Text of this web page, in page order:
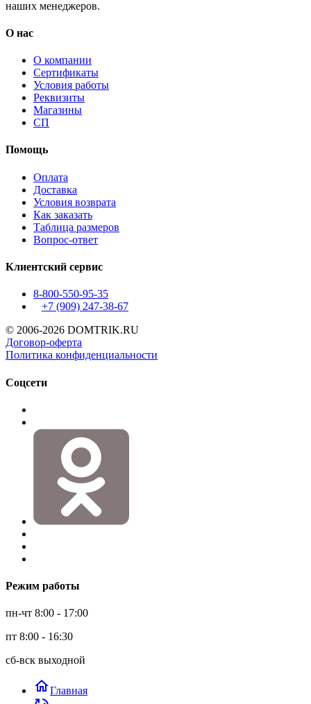
наших менеджеров.
О нас
О компании
Сертификаты
Условия работы
Реквизиты
Магазины
СП
Помощь
Оплата
Доставка
Условия возврата
Как заказать
Таблица размеров
Вопрос-ответ
Клиентский сервис
8-800-550-95-35
+7 (909) 247-38-67
© 2006-2026 DOMTRIK.RU
Договор-оферта
Политика конфиденциальности
Соцсети
Режим работы
пн-чт 8:00 - 17:00
пт 8:00 - 16:30
сб-вск выходной
homeГлавная